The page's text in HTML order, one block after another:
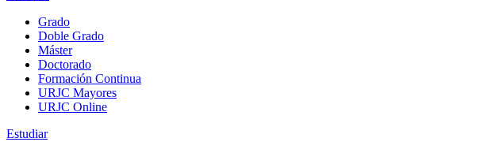
Grado
Doble Grado
Máster
Doctorado
Formación Continua
URJC Mayores
URJC Online
Estudiar